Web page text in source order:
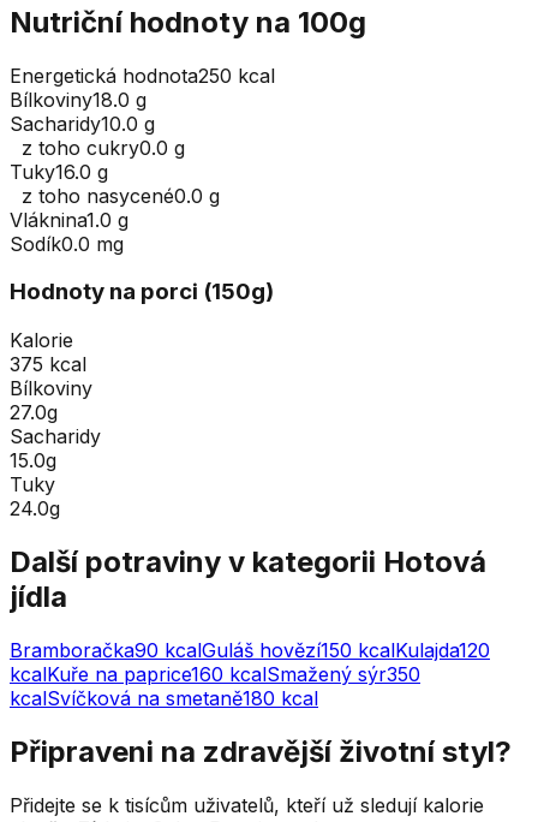
Nutriční hodnoty na 100g
Energetická hodnota250 kcal
Bílkoviny18.0 g
Sacharidy10.0 g
z toho cukry0.0 g
Tuky16.0 g
z toho nasycené0.0 g
Vláknina1.0 g
Sodík0.0 mg
Hodnoty na porci (150g)
Kalorie
375 kcal
Bílkoviny
27.0g
Sacharidy
15.0g
Tuky
24.0g
Další potraviny v kategorii Hotová
jídla
Bramboračka90 kcalGuláš hovězí150 kcalKulajda120
kcalKuře na paprice160 kcalSmažený sýr350
kcalSvíčková na smetaně180 kcal
Připraveni na zdravější životní styl?
Přidejte se k tisícům uživatelů, kteří už sledují kalorie